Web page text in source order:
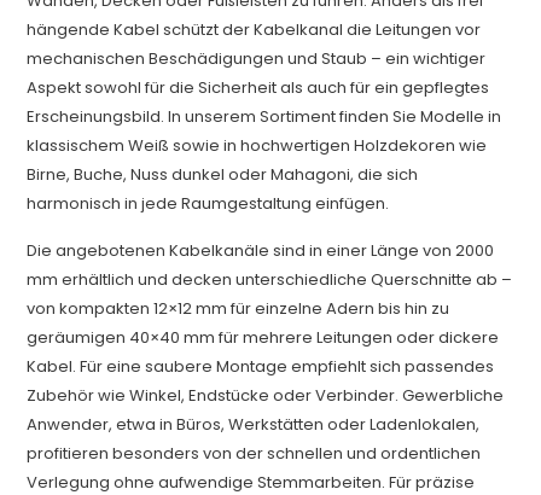
hängende Kabel schützt der Kabelkanal die Leitungen vor
mechanischen Beschädigungen und Staub – ein wichtiger
Aspekt sowohl für die Sicherheit als auch für ein gepflegtes
Erscheinungsbild. In unserem Sortiment finden Sie Modelle in
klassischem Weiß sowie in hochwertigen Holzdekoren wie
Birne, Buche, Nuss dunkel oder Mahagoni, die sich
harmonisch in jede Raumgestaltung einfügen.
Die angebotenen Kabelkanäle sind in einer Länge von 2000
mm erhältlich und decken unterschiedliche Querschnitte ab –
von kompakten 12×12 mm für einzelne Adern bis hin zu
geräumigen 40×40 mm für mehrere Leitungen oder dickere
Kabel. Für eine saubere Montage empfiehlt sich passendes
Zubehör wie Winkel, Endstücke oder Verbinder. Gewerbliche
Anwender, etwa in Büros, Werkstätten oder Ladenlokalen,
profitieren besonders von der schnellen und ordentlichen
Verlegung ohne aufwendige Stemmarbeiten. Für präzise